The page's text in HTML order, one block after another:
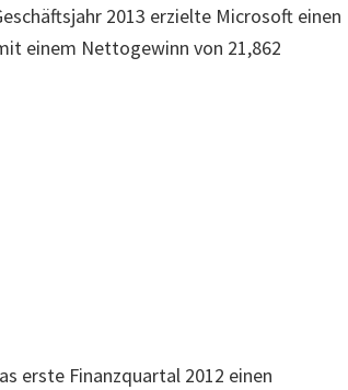
2013 erzielte Microsoft einen
einem Nettogewinn von 21,862
erste Finanzquartal 2012 einen